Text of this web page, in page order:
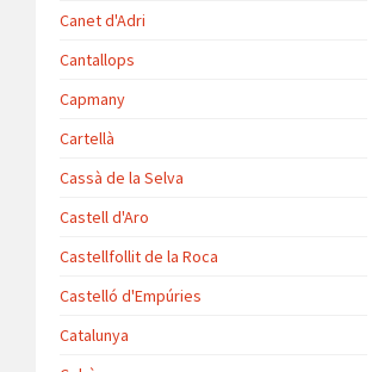
Canet d'Adri
Cantallops
Capmany
Cartellà
Cassà de la Selva
Castell d'Aro
Castellfollit de la Roca
Castelló d'Empúries
Catalunya